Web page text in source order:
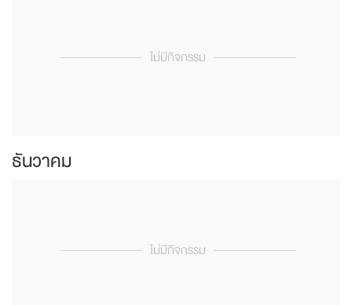
ไม่มีกิจกรรม
ธันวาคม
ไม่มีกิจกรรม